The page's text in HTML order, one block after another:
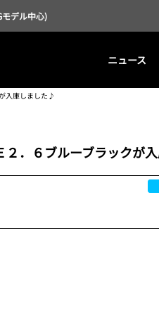
デル中心)
ニュース
入庫しました♪
２．６ブルーブラックが